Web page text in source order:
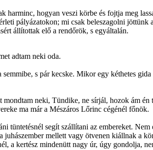
hogyan veszi körbe és fojtja meg
pályázatokon; mi csak beleszagolni jöttünk
állítottak elő a rendőrök, s egyáltalán.
adtam neki oda.
s pár kecske. Mikor egy kéthetes
neki, Tündike, ne sírjál, hozok ám
ma már a Mészáros Lőrinc cégénél főnök.
segít szállítani az embereket. Nem
mellett vagy ötvenen kiállnak a
a kertész mindenütt nagy úr, úgy gondolja,